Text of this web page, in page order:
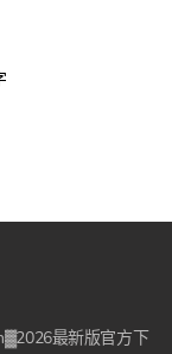
最新版官方下